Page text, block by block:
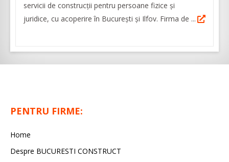
servicii de construcții pentru persoane fizice și
juridice, cu acoperire în București și Ilfov. Firma de ...
PENTRU FIRME:
Home
Despre BUCURESTI CONSTRUCT